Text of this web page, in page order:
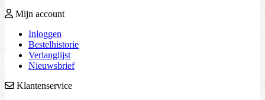
Mijn account
Inloggen
Bestelhistorie
Verlanglijst
Nieuwsbrief
Klantenservice